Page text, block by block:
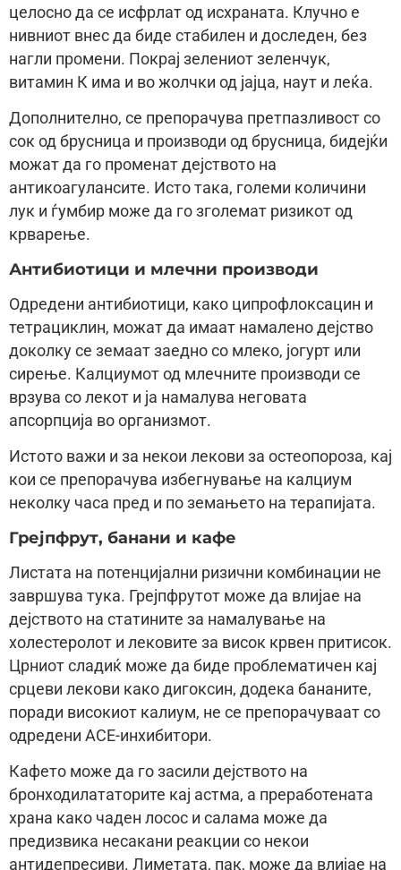
целосно да се исфрлат од исхраната. Клучно е
нивниот внес да биде стабилен и доследен, без
нагли промени. Покрај зелениот зеленчук,
витамин К има и во жолчки од јајца, наут и леќа.
Дополнително, се препорачува претпазливост со
сок од брусница и производи од брусница, бидејќи
можат да го променат дејството на
антикоагулансите. Исто така, големи количини
лук и ѓумбир може да го зголемат ризикот од
крварење.
Антибиотици и млечни производи
Одредени антибиотици, како ципрофлоксацин и
тетрациклин, можат да имаат намалено дејство
доколку се земаат заедно со млеко, јогурт или
сирење. Калциумот од млечните производи се
врзува со лекот и ја намалува неговата
апсорпција во организмот.
Истото важи и за некои лекови за остеопороза, кај
кои се препорачува избегнување на калциум
неколку часа пред и по земањето на терапијата.
Грејпфрут, банани и кафе
Листата на потенцијални ризични комбинации не
завршува тука. Грејпфрутот може да влијае на
дејството на статините за намалување на
холестеролот и лековите за висок крвен притисок.
Црниот сладиќ може да биде проблематичен кај
срцеви лекови како дигоксин, додека бананите,
поради високиот калиум, не се препорачуваат со
одредени ACE-инхибитори.
Кафето може да го засили дејството на
бронходилататорите кај астма, а преработената
храна како чаден лосос и салама може да
предизвика несакани реакции со некои
антидепресиви. Лиметата, пак, може да влијае на